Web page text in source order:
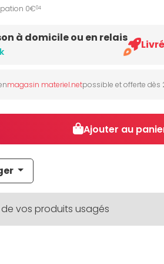
0€04
à domicile ou en relais
magasin materiel.netpossible et offerte dès
Ajouter au
de vos produits usagés